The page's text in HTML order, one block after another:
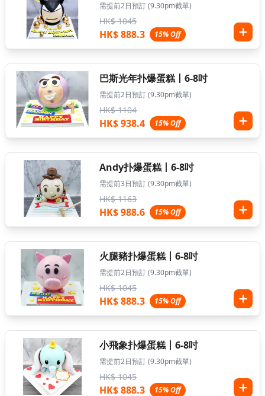
需提前2日預訂 (9.30pm截單)
HK$ 1045
HK$ 888.3 15% Off
巴斯光年扑爆蛋糕丨6-8吋
需提前2日預訂 (9.30pm截單)
HK$ 1104
HK$ 938.4 15% Off
Andy扑爆蛋糕丨6-8吋
需提前3日預訂 (9.30pm截單)
HK$ 1163
HK$ 988.6 15% Off
火腿豬扑爆蛋糕丨6-8吋
需提前2日預訂 (9.30pm截單)
HK$ 1045
HK$ 888.3 15% Off
小飛象扑爆蛋糕丨6-8吋
需提前2日預訂 (9.30pm截單)
HK$ 1045
HK$ 888.3 15% Off